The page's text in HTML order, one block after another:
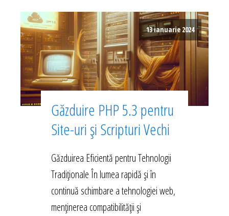
13 ianuarie 2024
Găzduire PHP 5.3 pentru
Site-uri și Scripturi Vechi
Găzduirea Eficientă pentru Tehnologii
Tradiționale În lumea rapidă și în
continuă schimbare a tehnologiei web,
menținerea compatibilității și